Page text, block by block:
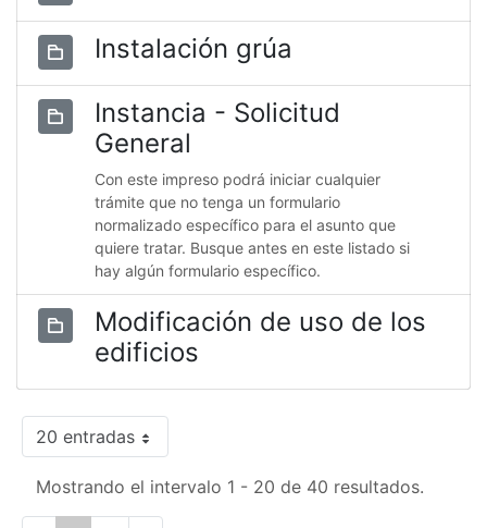
Instalación grúa
Instancia - Solicitud
General
Con este impreso podrá iniciar cualquier
trámite que no tenga un formulario
normalizado específico para el asunto que
quiere tratar. Busque antes en este listado si
hay algún formulario específico.
Modificación de uso de los
edificios
20 entradas
Mostrando el intervalo 1 - 20 de 40 resultados.